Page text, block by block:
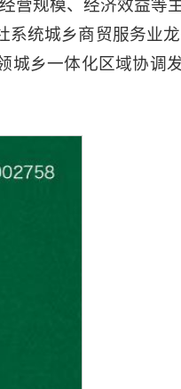
营规模、经济效益等
系统城乡商贸服务业
城乡一体化区域协调